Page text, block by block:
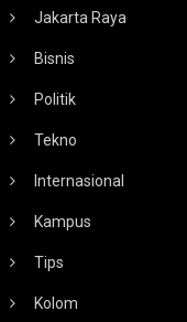
Jakarta Raya
Bisnis
Politik
Tekno
Internasional
Kampus
Tips
Kolom